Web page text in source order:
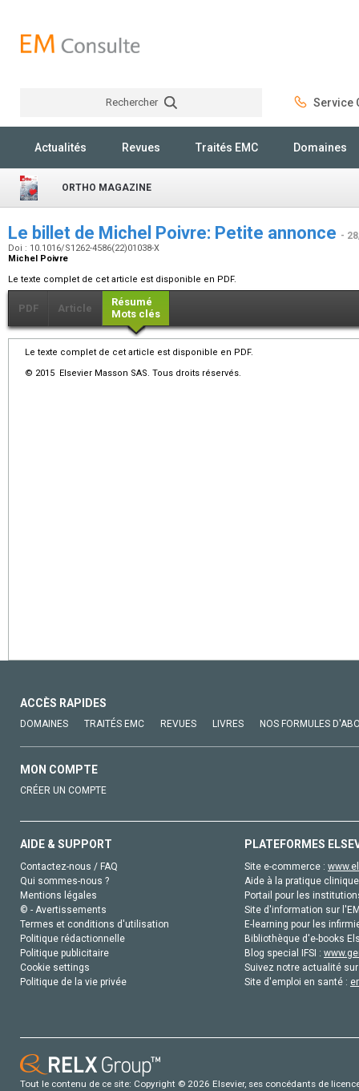
Rechercher Service
Actualités Revues Traités EMC Domaines
ORTHO MAGAZINE
Le billet de Michel Poivre: Petite annonce -
Doi : 10.1016/S1262-4586(22)01038-X
Michel Poivre
Le texte complet de cet article est disponible en PDF.
PDF Article
Résumé
Mots clés
Le texte complet de cet article est disponible en PDF.
© 2015 Elsevier Masson SAS. Tous droits réservés.
ACCÈS RAPIDES
DOMAINES TRAITÉS EMC REVUES LIVRES NOS FORMULES
MON COMPTE
CRÉER UN COMPTE
AIDE & SUPPORT
Contactez-nous / FAQ
Qui sommes-nous ?
Mentions légales
© - Avertissements
Termes et conditions d'utilisation
Politique rédactionnelle
Politique publicitaire
Cookie settings
Politique de la vie privée
PLATEFORMES
Site e-commerce :
Aide à la pratique
Portail pour les
Site d'information sur
E-learning pour les
Bibliothèque d'e-books
Blog special IFSI :
Suivez notre actualité
Site d'emploi en santé :
Tout le contenu de ce site: Copyright © 2026 Elsevier, ses concédants de